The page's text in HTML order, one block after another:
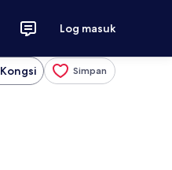
Log masuk
Kongsi Simpan